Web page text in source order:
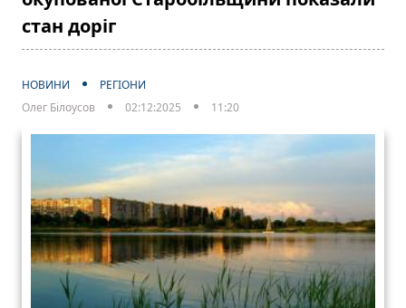
стан доріг
НОВИНИ
РЕГІОНИ
Олег Білоусов
02:12:2025 11:20